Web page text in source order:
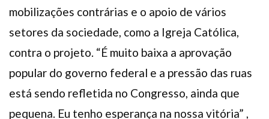
mobilizações contrárias e o apoio de vários
setores da sociedade, como a Igreja Católica,
contra o projeto. “É muito baixa a aprovação
popular do governo federal e a pressão das ruas
está sendo refletida no Congresso, ainda que
pequena. Eu tenho esperança na nossa vitória” ,